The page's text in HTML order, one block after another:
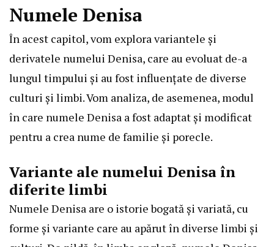
Numele Denisa
În acest capitol, vom explora variantele și
derivatele numelui Denisa, care au evoluat de-a
lungul timpului și au fost influențate de diverse
culturi și limbi. Vom analiza, de asemenea, modul
în care numele Denisa a fost adaptat și modificat
pentru a crea nume de familie și porecle.
Variante ale numelui Denisa în
diferite limbi
Numele Denisa are o istorie bogată și variată, cu
forme și variante care au apărut în diverse limbi și